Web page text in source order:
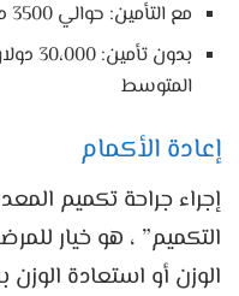
مع التأمين: حوالي 3500 دولار
المتوسط
إعادة الأكمام
إجراء جراحة تكميم
التكميم” ، هو خيار
الوزن أو استعادة